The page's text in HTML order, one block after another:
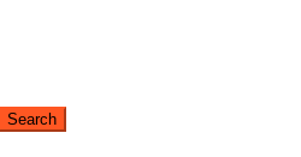
Search